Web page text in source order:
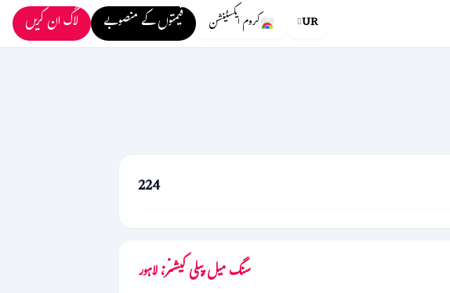
UR کروم ایکسٹینشن قیمتوں کے منصوبے لاگ ان کریں
224
سنگ میل پبلی کیشنز، لاہور